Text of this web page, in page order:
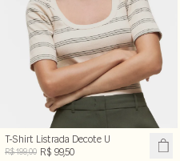
T-Shirt Listrada Decote U
R$ 199,00 R$ 99,50